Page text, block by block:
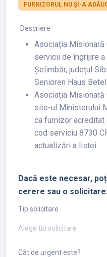
FURNIZORUL NU ȘI-A
Descriere
Asociaţia Misionară
servicii de îngrijire
Șelimbăr, județul
Senioren Haus
Asociaţia Misionară
site-ul Ministerului
ca furnizor
cod serviciu 8730
actualizări a listei.
Dacă este necesar,
cerere sau o solicitare:
Tip solicitare
Alege tip solicitare
Cât de urgent este?